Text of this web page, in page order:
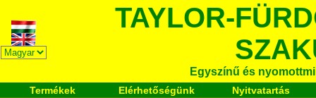
TAYLOR-
Egyszínű és
Termékek Elérhetőségünk Nyitvatartás